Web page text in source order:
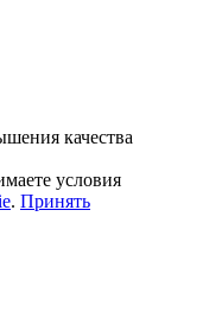
качества
условия
. Принять